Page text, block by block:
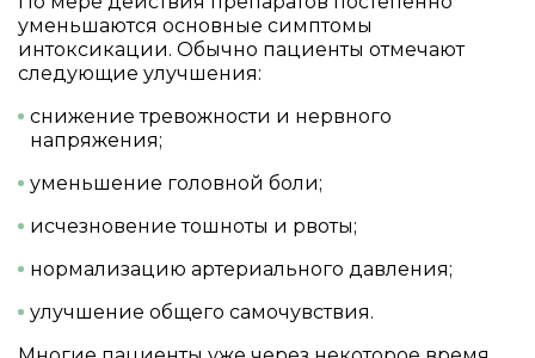
уменьшаются основные симптомы
интоксикации. Обычно пациенты отмечают
следующие улучшения:
снижение тревожности и нервного
напряжения;
уменьшение головной боли;
исчезновение тошноты и рвоты;
нормализацию артериального давления;
улучшение общего самочувствия.